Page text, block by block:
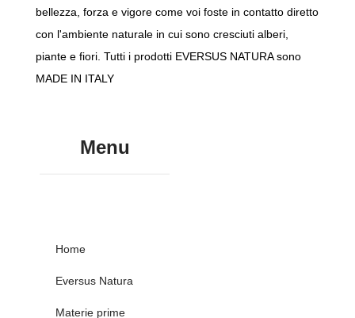
bellezza, forza e vigore come voi foste in contatto diretto
con l'ambiente naturale in cui sono cresciuti alberi,
piante e fiori. Tutti i prodotti EVERSUS NATURA sono
MADE IN ITALY
Menu
Home
Eversus Natura
Materie prime